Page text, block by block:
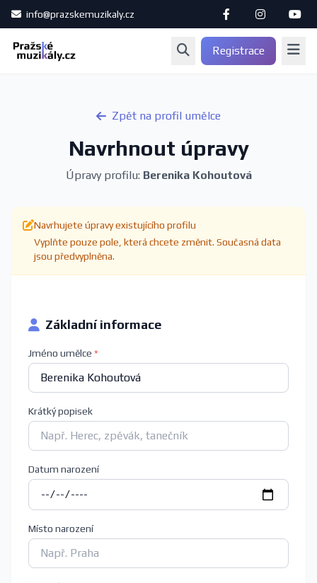
info@prazskemuzikaly.cz
Registrace
Zpět na profil umělce
Navrhnout úpravy
Úpravy profilu: Berenika Kohoutová
Navrhujete úpravy existujícího profilu
Vyplňte pouze pole, která chcete změnit. Současná data
jsou předvyplněna.
Základní informace
Jméno umělce *
Krátký popisek
Datum narození
Místo narození